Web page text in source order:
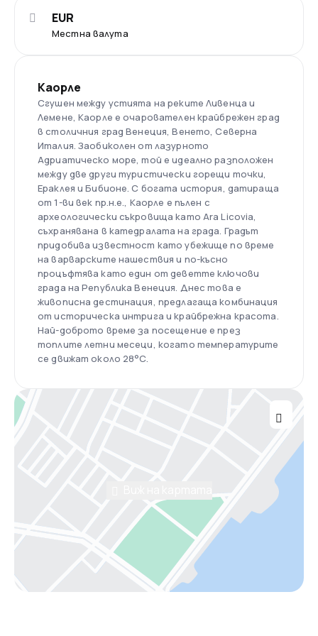
Местна валута
EUR
Каорле
Сгушен между устията на реките Ливенца и
Лемене, Каорле е очарователен крайбрежен град
в столичния град Венеция, Венето, Северна
Италия. Заобиколен от лазурното
Адриатическо море, той е идеално разположен
между две други туристически горещи точки,
Ераклея и Бибионе. С богата история, датираща
от 1-ви век пр.н.е., Каорле е пълен с
археологически съкровища като Ara Licovia,
съхранявана в катедралата на града. Градът
придобива известност като убежище по време
на варварските нашествия и по-късно
процъфтява като един от деветте ключови
града на Република Венеция. Днес това е
живописна дестинация, предлагаща комбинация
от историческа интрига и крайбрежна красота.
Най-доброто време за посещение е през
топлите летни месеци, когато температурите
се движат около 28°C.